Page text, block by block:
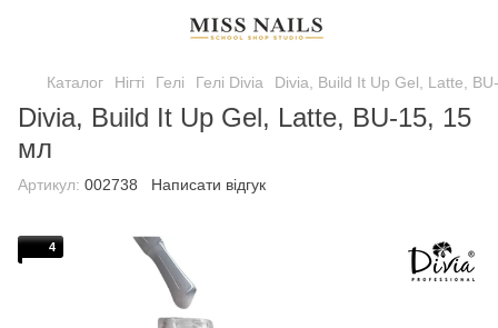
Каталог Нігті Гелі Гелі Divia Divia, Build It Up Gel, Latte,
Divia, Build It Up Gel, Latte, BU-15, 15
мл
Артикул: 002738 Написати відгук
4